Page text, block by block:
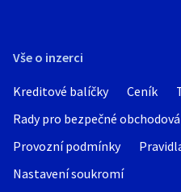
Vše o inzerci
Kreditové balíčky Ceník
Rady pro bezpečné
Provozní podmínky
Nastavení soukromí